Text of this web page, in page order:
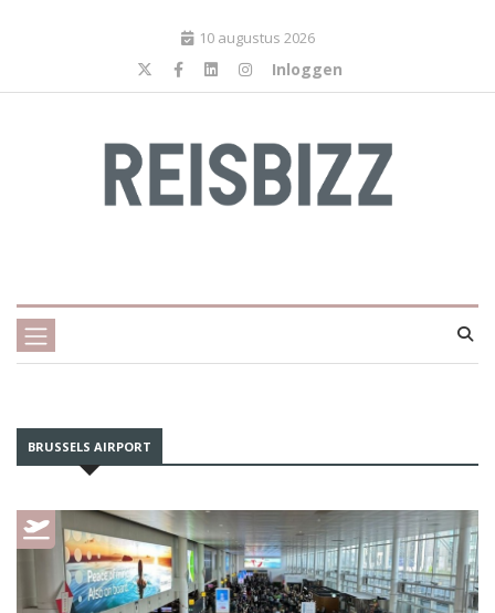
10 augustus 2026
Inloggen
BRUSSELS AIRPORT